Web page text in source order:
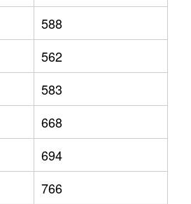
588
562
583
668
694
766